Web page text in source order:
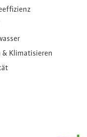
& Klimatisieren